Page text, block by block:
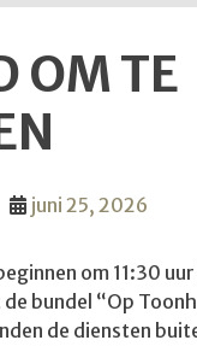
OM TE
juni 25, 2026
om 11:30
bundel “Op
de diensten